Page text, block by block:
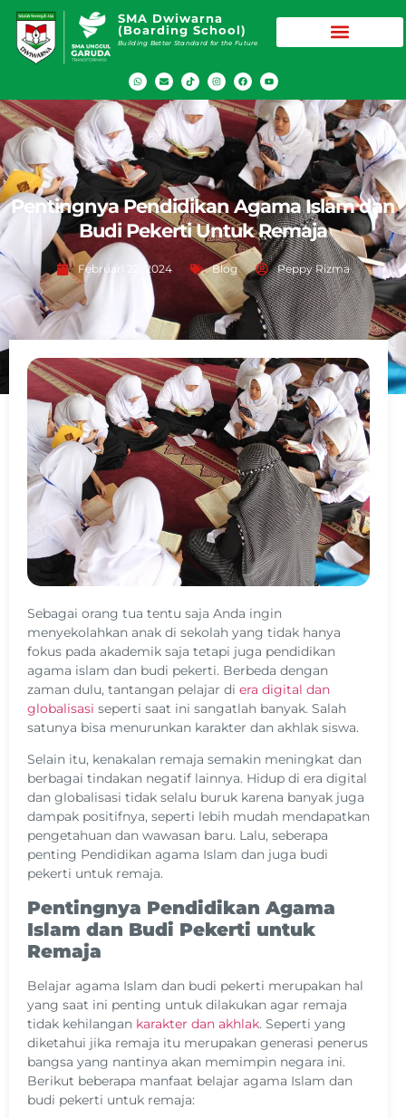
SMA Dwiwarna
(Boarding School)
Building Better Standard for the Future
Pentingnya Pendidikan Agama Islam dan
Budi Pekerti Untuk Remaja
Februari 22, 2024 Blog Peppy Rizma
Sebagai orang tua tentu saja Anda ingin
menyekolahkan anak di sekolah yang tidak hanya
fokus pada akademik saja tetapi juga pendidikan
agama islam dan budi pekerti. Berbeda dengan
zaman dulu, tantangan pelajar di era digital dan
globalisasi seperti saat ini sangatlah banyak. Salah
satunya bisa menurunkan karakter dan akhlak siswa.
Selain itu, kenakalan remaja semakin meningkat dan
berbagai tindakan negatif lainnya. Hidup di era digital
dan globalisasi tidak selalu buruk karena banyak juga
dampak positifnya, seperti lebih mudah mendapatkan
pengetahuan dan wawasan baru. Lalu, seberapa
penting Pendidikan agama Islam dan juga budi
pekerti untuk remaja.
Pentingnya Pendidikan Agama
Islam dan Budi Pekerti untuk
Remaja
Belajar agama Islam dan budi pekerti merupakan hal
yang saat ini penting untuk dilakukan agar remaja
tidak kehilangan karakter dan akhlak. Seperti yang
diketahui jika remaja itu merupakan generasi penerus
bangsa yang nantinya akan memimpin negara ini.
Berikut beberapa manfaat belajar agama Islam dan
budi pekerti untuk remaja: